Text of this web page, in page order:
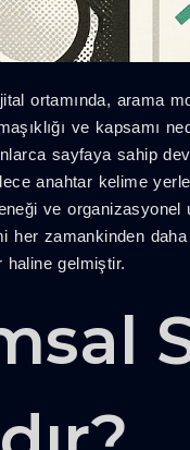
ortamında, arama
ve kapsamı
sayfaya sahip
anahtar kelime
ve organizasyonel
her zamankinden
gelmiştir.